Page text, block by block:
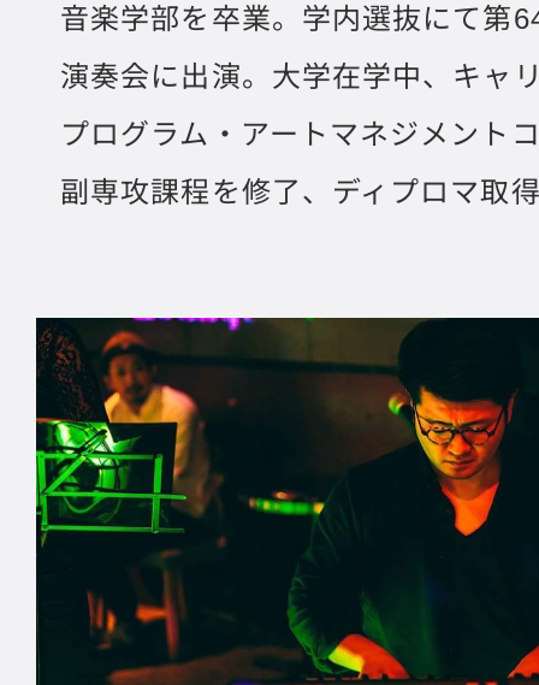
音楽学部を卒業。学内選抜にて第
演奏会に出演。大学在学中、キャ
プログラム・アートマネジメント
副専攻課程を修了、ディプロマ取